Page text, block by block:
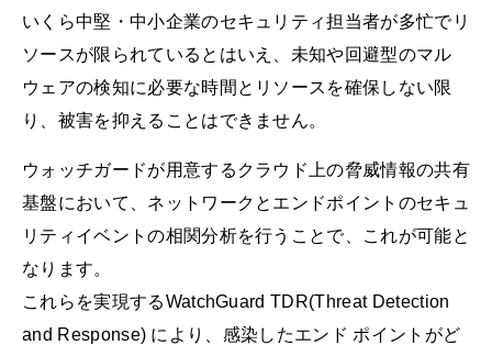
いくら中堅・中小企業のセキュリティ担当者が多忙でリ
ソースが限られているとはいえ、未知や回避型のマル
ウェアの検知に必要な時間とリソースを確保しない限
り、被害を抑えることはできません。
ウォッチガードが用意するクラウド上の脅威情報の共有
基盤において、ネットワークとエンドポイントのセキュ
リティイベントの相関分析を行うことで、これが可能と
なります。
これらを実現するWatchGuard TDR(Threat Detection
and Response) により、感染したエンド ポイントがど